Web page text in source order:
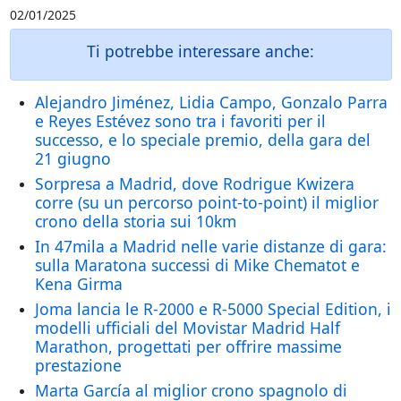
02/01/2025
Ti potrebbe interessare anche:
Alejandro Jiménez, Lidia Campo, Gonzalo Parra
e Reyes Estévez sono tra i favoriti per il
successo, e lo speciale premio, della gara del
21 giugno
Sorpresa a Madrid, dove Rodrigue Kwizera
corre (su un percorso point-to-point) il miglior
crono della storia sui 10km
In 47mila a Madrid nelle varie distanze di gara:
sulla Maratona successi di Mike Chematot e
Kena Girma
Joma lancia le R-2000 e R-5000 Special Edition, i
modelli ufficiali del Movistar Madrid Half
Marathon, progettati per offrire massime
prestazione
Marta García al miglior crono spagnolo di